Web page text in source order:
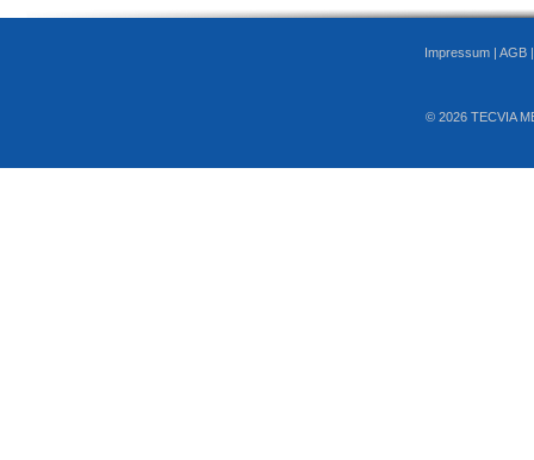
Impressum | AGB
© 2026 TECVIA